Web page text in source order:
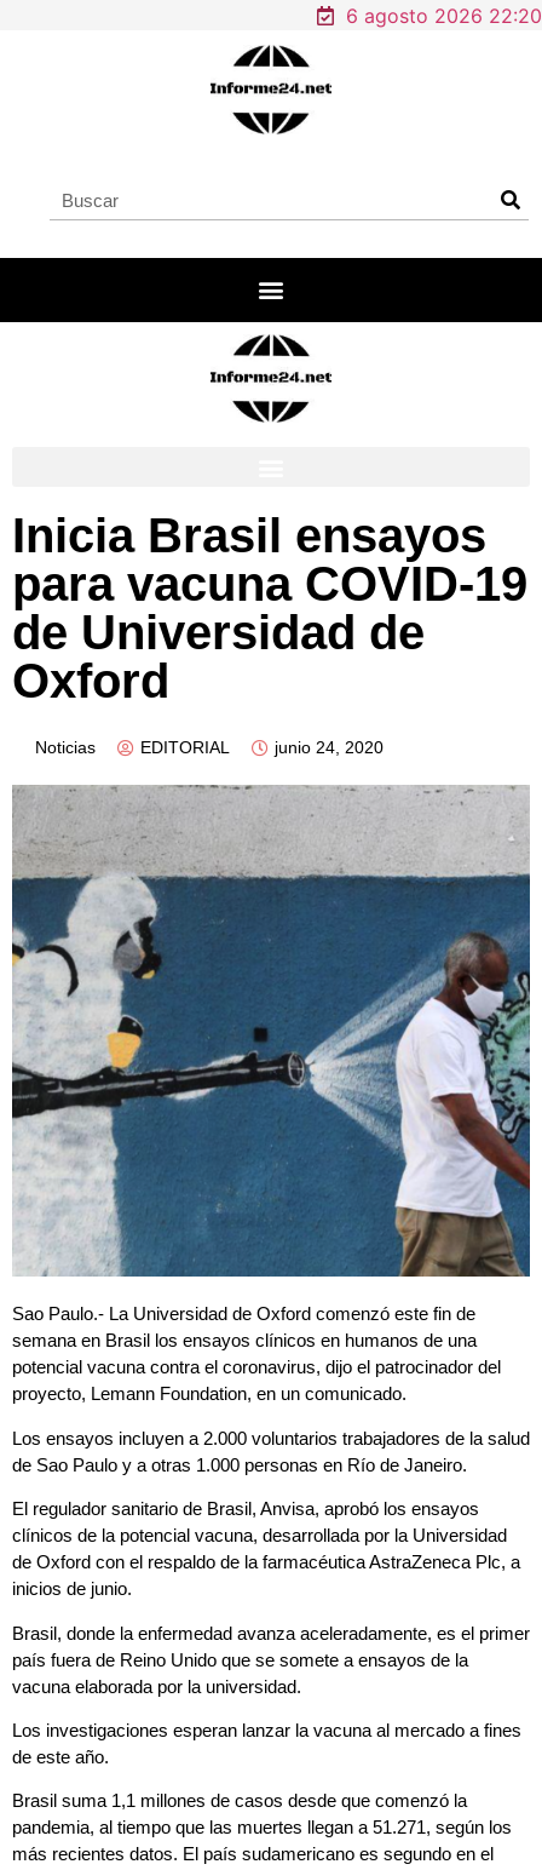
6 agosto 2026 22:20
Inicia Brasil ensayos
para vacuna COVID-19
de Universidad de
Oxford
Noticias EDITORIAL junio 24, 2020
Sao Paulo.- La Universidad de Oxford comenzó este fin de
semana en Brasil los ensayos clínicos en humanos de una
potencial vacuna contra el coronavirus, dijo el patrocinador del
proyecto, Lemann Foundation, en un comunicado.
Los ensayos incluyen a 2.000 voluntarios trabajadores de la salud
de Sao Paulo y a otras 1.000 personas en Río de Janeiro.
El regulador sanitario de Brasil, Anvisa, aprobó los ensayos
clínicos de la potencial vacuna, desarrollada por la Universidad
de Oxford con el respaldo de la farmacéutica AstraZeneca Plc, a
inicios de junio.
Brasil, donde la enfermedad avanza aceleradamente, es el primer
país fuera de Reino Unido que se somete a ensayos de la
vacuna elaborada por la universidad.
Los investigaciones esperan lanzar la vacuna al mercado a fines
de este año.
Brasil suma 1,1 millones de casos desde que comenzó la
pandemia, al tiempo que las muertes llegan a 51.271, según los
más recientes datos. El país sudamericano es segundo en el